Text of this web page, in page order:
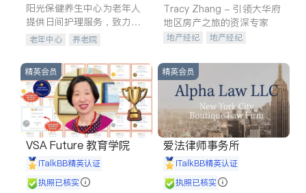
阳光保健养生中心为老年人
提供日间护理服务，致力于
通过持续的护理创新来有效
老年中心 养老院
Tracy Zhang - 引领大华府
地区房产之旅的资深专家
地产经纪
地产经纪
商铺租售
精英会员
VSA Future 教育学院
iTalkBB精英认证
执照已核实
精英会员
爱法律师事务所
iTalkBB精英认证
执照已核实